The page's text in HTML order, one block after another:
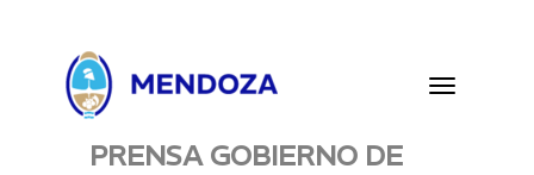
Toggle
PRENSA GOBIERNO DE